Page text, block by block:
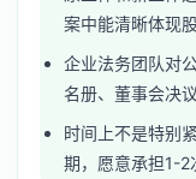
案中能清晰体现
企业法务团队对
名册、董事会决
时间上不是特别
期，愿意承担1-2